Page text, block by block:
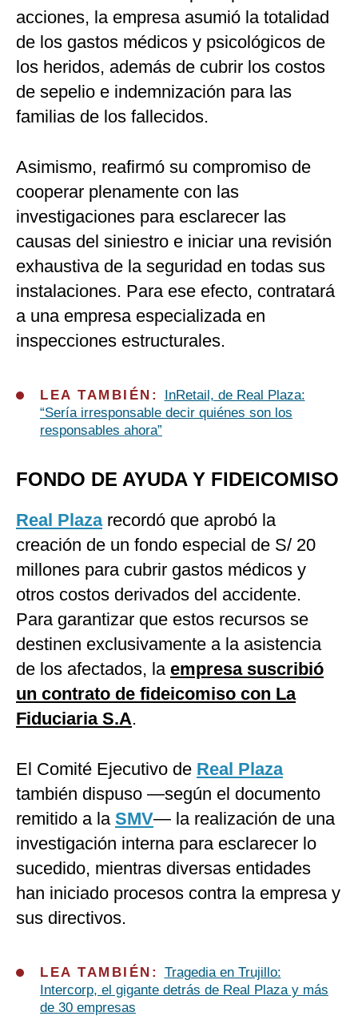
acciones, la empresa asumió la totalidad
de los gastos médicos y psicológicos de
los heridos, además de cubrir los costos
de sepelio e indemnización para las
familias de los fallecidos.
Asimismo, reafirmó su compromiso de
cooperar plenamente con las
investigaciones para esclarecer las
causas del siniestro e iniciar una revisión
exhaustiva de la seguridad en todas sus
instalaciones. Para ese efecto, contratará
a una empresa especializada en
inspecciones estructurales.
LEA TAMBIÉN:
InRetail, de Real Plaza:
“Sería irresponsable decir quiénes son los
responsables ahora”
FONDO DE AYUDA Y FIDEICOMISO
Real Plazarecordó que aprobó la
creación de un fondo especial de S/ 20
millones para cubrir gastos médicos y
otros costos derivados del accidente.
Para garantizar que estos recursos se
destinen exclusivamente a la asistencia
de los afectados, la empresa suscribió
un contrato de fideicomiso con La
Fiduciaria S.A.
El Comité Ejecutivo de Real Plaza
también dispuso —según el documento
remitido a la SMV— la realización de una
investigación interna para esclarecer lo
sucedido, mientras diversas entidades
han iniciado procesos contra la empresa y
sus directivos.
LEA TAMBIÉN: Tragedia en Trujillo:
Intercorp, el gigante detrás de Real Plaza y más
de 30 empresas